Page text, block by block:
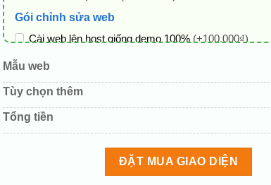
Gói chỉnh sửa web
Cài web lên host giống demo 100% (+100.000₫)
Thay logo + thông tin doanh nghiệp
Đổi màu chủ đạo theo tông của logo(+200.000₫)
Sửa danh mục và sắp xếp lại đề mục menu cho
Thay đổi bố cục trang chủ (đơn giản)
Mẫu web
Tùy chọn thêm
Tổng tiền
ĐẶT MUA GIAO DIỆN